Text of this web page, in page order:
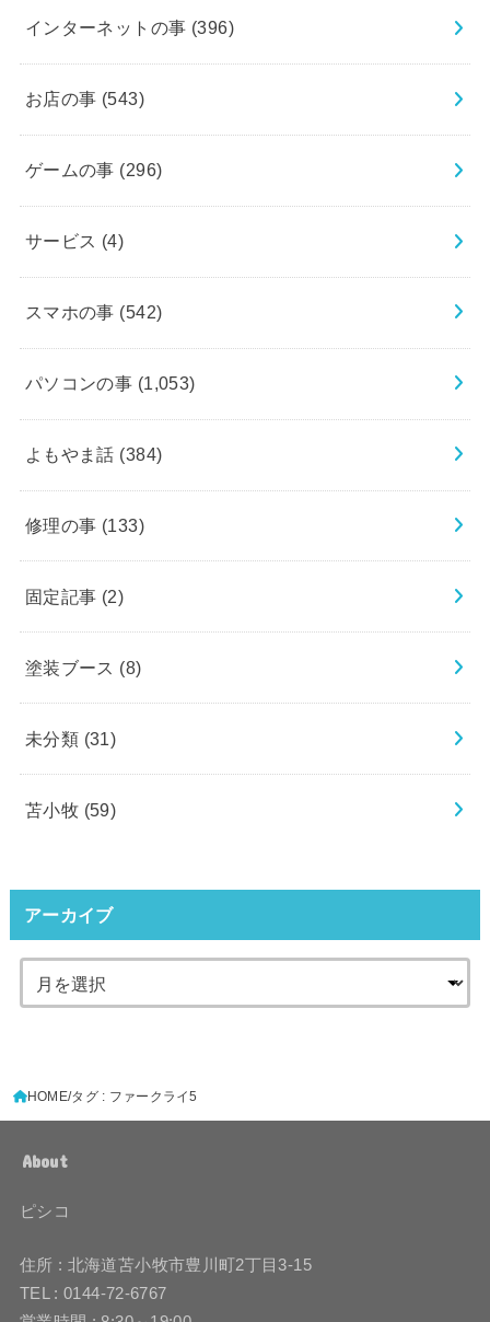
インターネットの事 (396)
お店の事 (543)
ゲームの事 (296)
サービス (4)
スマホの事 (542)
パソコンの事 (1,053)
よもやま話 (384)
修理の事 (133)
固定記事 (2)
塗装ブース (8)
未分類 (31)
苫小牧 (59)
アーカイブ
HOME タグ : ファークライ5
About
ピシコ
住所 : 北海道苫小牧市豊川町2丁目3-15
TEL : 0144-72-6767